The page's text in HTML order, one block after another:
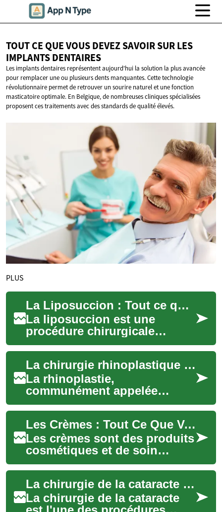
TOUT CE QUE VOUS DEVEZ SAVOIR SUR LES
IMPLANTS DENTAIRES
Les implants dentaires représentent aujourd'hui la solution la plus avancée
pour remplacer une ou plusieurs dents manquantes. Cette technologie
révolutionnaire permet de retrouver un sourire naturel et une fonction
masticatoire optimale. En Belgique, de nombreuses cliniques spécialisées
proposent ces traitements avec des standards de qualité élevés.
PLUS
La Liposuccion : Tout ce que vous devez savoir
La liposuccion est une
procédure chirurgicale
populaire visant à éliminer
l'excès de graisse corporelle.
Cette techni...
La chirurgie rhinoplastique : tout ce que vous devez savoir
La rhinoplastie,
communément appelée
"chirurgie du nez", est l'une
des interventions esthétiques
les plus courantes d...
Les Crèmes : Tout Ce Que Vous Devez Savoir
Les crèmes sont des produits
cosmétiques et de soin
essentiels dans notre routine
quotidienne. Qu'elles soient
destin...
La chirurgie de la cataracte : Tout ce que vous devez savoir
La chirurgie de la cataracte